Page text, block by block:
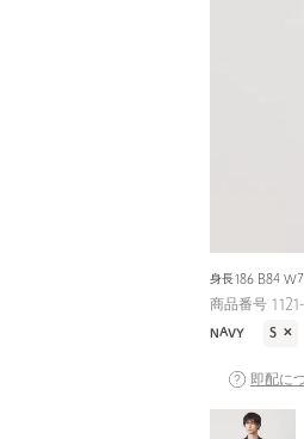
身長186 B84
商品番号
NAVY S ✕
即配に